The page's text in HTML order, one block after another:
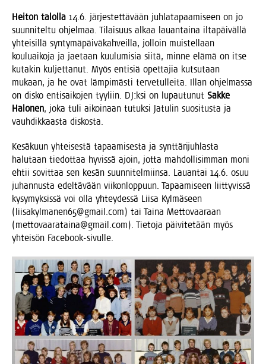
Hei­ton talol­la 14.6. jär­jes­tet­tä­vään juh­la­ta­paa­mi­seen on jo
suun­ni­tel­tu ohjel­maa. Tilai­suus alkaa lau­an­tai­na ilta­päi­väl­lä
yhtei­sil­lä syn­ty­mä­päi­vä­kah­veil­la, jol­loin muis­tel­laan
kou­luai­ko­ja ja jae­taan kuu­lu­mi­sia sii­tä, min­ne elä­mä on itse
kuta­kin kul­jet­ta­nut. Myös enti­siä opet­ta­jia kut­su­taan
mukaan, ja he ovat läm­pi­mäs­ti ter­ve­tul­lei­ta. Illan ohjel­mas­sa
on dis­ko enti­sai­ko­jen tyy­liin. DJ:ksi on lupau­tu­nut Sak­ke
Halo­nen, joka tuli aikoi­naan tutuk­si Jatu­lin suo­si­tus­ta ja
vauh­dik­kaas­ta diskosta.
Kesä­kuun yhtei­ses­tä tapaa­mi­ses­ta ja synt­tä­ri­juh­las­ta
halu­taan tie­dot­taa hyvis­sä ajoin, jot­ta mah­dol­li­sim­man moni
ehtii sovit­taa sen kesän suun­ni­tel­miin­sa. Lau­an­tai 14.6. osuu
juhan­nus­ta edel­tä­vään vii­kon­lop­puun. Tapaa­mi­seen liit­ty­vis­sä
kysy­myk­sis­sä voi olla yhtey­des­sä Lii­sa Kyl­mä­seen
(liisakylmanen65@gmail.com) tai Tai­na Met­to­vaa­raan
(mettovaarataina@gmail.com). Tie­to­ja päi­vi­te­tään myös
yhtei­sön Facebook-sivulle.